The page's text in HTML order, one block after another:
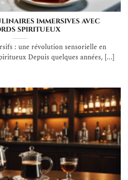
immersives avec
spiritueux
: une révolution sensorielle en
Depuis quelques années, [...]